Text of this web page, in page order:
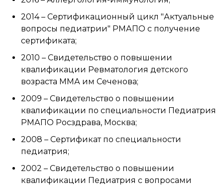
2014 – Сертификационный цикл "Актуальные
вопросы педиатрии" РМАПО с получение
сертификата;
2010 – Свидетельство о повышении
квалификации Ревматология детского
возраста ММА им Сеченова;
2009 – Свидетельство о повышении
квалификации по специальности Педиатрия
РМАПО Росздрава, Москва;
2008 – Сертификат по специальности
педиатрия;
2002 – Свидетельство о повышении
квалификации Педиатрия с вопросами